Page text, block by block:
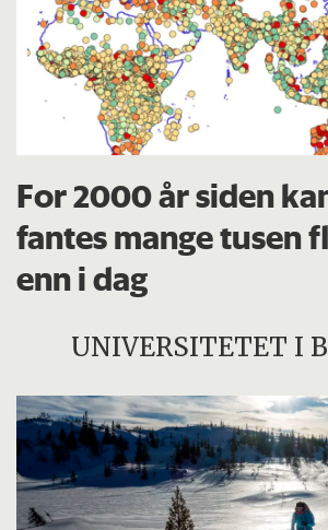
For 2000 år siden
fantes mange tusen
enn i dag
UNIVERSITETET I